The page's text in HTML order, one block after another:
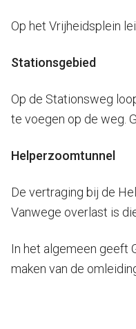
Op het Vrijheidsplein
Stationsgebied
Op de Stationsweg
te voegen op de weg.
Helperzoomtunnel
De vertraging bij de
Vanwege overlast is
In het algemeen geeft
maken van de